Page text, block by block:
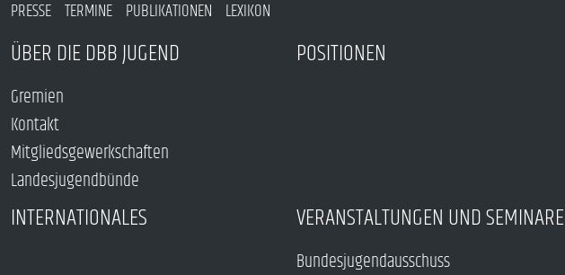
PRESSE TERMINE PUBLIKATIONEN LEXIKON
ÜBER DIE DBB JUGEND
Gremien
Kontakt
Mitgliedsgewerkschaften
Landesjugendbünde
POSITIONEN
INTERNATIONALES VERANSTALTUNGEN UND SEMINARE
Bundesjugendausschuss